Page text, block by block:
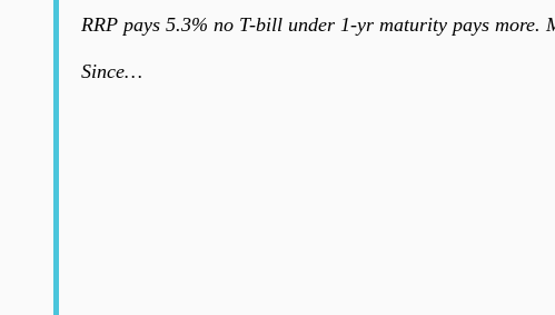
RRP pays 5.3% no T-bill under 1-yr maturity pays
Since…